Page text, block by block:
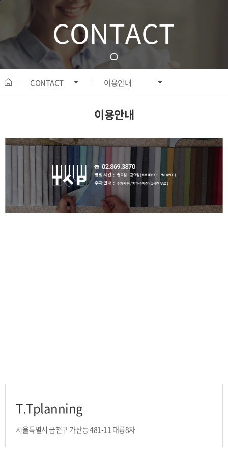
CONTACT 이용안내
이용안내
T.Tplanning
서울특별시 금천구 가산동 481-11 대륭8차